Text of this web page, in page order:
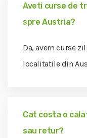
Aveti curse de
spre Austria?
Da, avem curse
localitatile din
Cat costa o
sau retur?